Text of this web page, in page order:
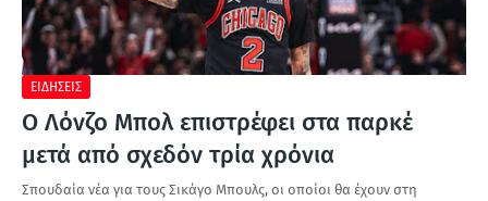
ΕΙΔΗΣΕΙΣ
Ο Λόνζο Μπολ επιστρέφει στα παρκέ
μετά από σχεδόν τρία χρόνια
Σπουδαία νέα για τους Σικάγο Μπουλς, οι οποίοι θα έχουν στη